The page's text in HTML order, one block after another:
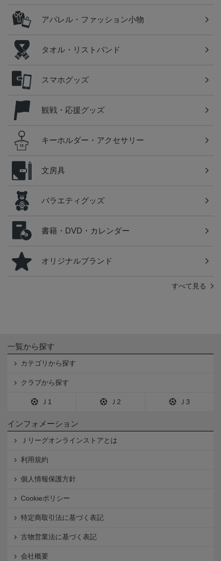
アパレル・ファッション小物
タオル・リストバンド
スマホグッズ
観戦・応援グッズ
キーホルダー・アクセサリー
文房具
バラエティグッズ
書籍・DVD・カレンダー
オリジナルブランド
すべて見る
一覧から探す
カテゴリから探す
クラブから探す
Ｊ1 Ｊ2 Ｊ3
インフォメーション
Ｊリーグオンラインストアとは
利用規約
個人情報保護方針
Cookieポリシー
特定商取引法に基づく表記
古物営業法に基づく表記
会社概要